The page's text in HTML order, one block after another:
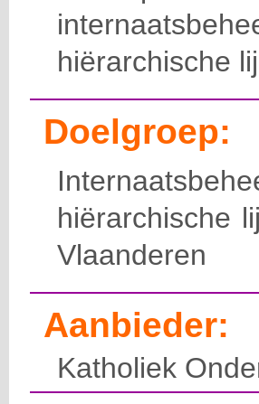
hiërarchische
Doelgroep:
hiërarchische
Vlaanderen
Aanbieder:
Katholiek